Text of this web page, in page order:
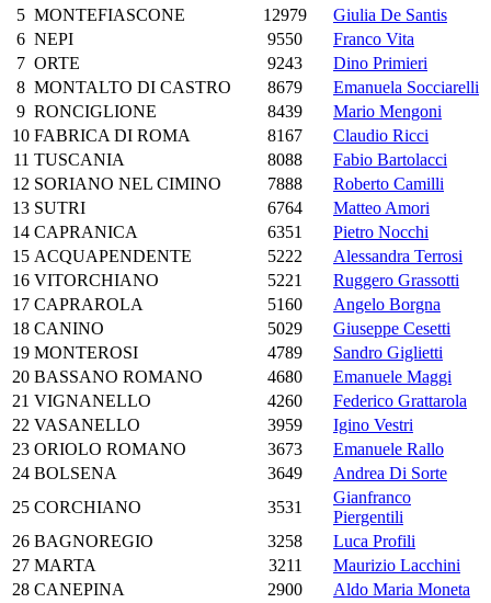
5 MONTEFIASCONE 12979
Giulia De Santis
6 NEPI 9550
Franco Vita
7 ORTE 9243
Dino Primieri
8 MONTALTO DI CASTRO 8679
Emanuela Socciarelli
9 RONCIGLIONE 8439
Mario Mengoni
10 FABRICA DI ROMA 8167
Claudio Ricci
11 TUSCANIA 8088
Fabio Bartolacci
12 SORIANO NEL CIMINO 7888
Roberto Camilli
13 SUTRI 6764
Matteo Amori
14 CAPRANICA 6351
Pietro Nocchi
15 ACQUAPENDENTE 5222
Alessandra Terrosi
16 VITORCHIANO 5221
Ruggero Grassotti
17 CAPRAROLA 5160
Angelo Borgna
18 CANINO 5029
Giuseppe Cesetti
19 MONTEROSI 4789
Sandro Giglietti
20 BASSANO ROMANO 4680
Emanuele Maggi
21 VIGNANELLO 4260
Federico Grattarola
22 VASANELLO 3959
Igino Vestri
23 ORIOLO ROMANO 3673
Emanuele Rallo
24 BOLSENA 3649
Andrea Di Sorte
25 CORCHIANO 3531
Gianfranco
Piergentili
26 BAGNOREGIO 3258
Luca Profili
27 MARTA 3211
Maurizio Lacchini
28 CANEPINA 2900
Aldo Maria Moneta